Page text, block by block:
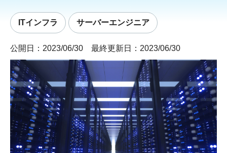
ITインフラ サーバーエンジニア
公開日：2023/06/30 最終更新日：2023/06/30